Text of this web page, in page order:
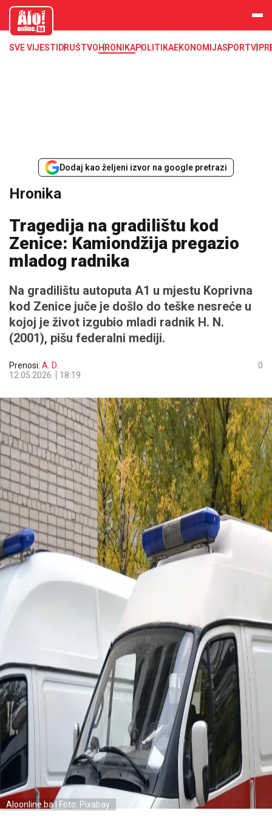
aloonline.b
SVE VIJESTI DRUŠTVOHRONIKAPOLITIKAEKONOMIJASPORTVIP
Dodaj kao željeni izvor na google pretrazi
Hronika
Tragedija na gradilištu kod
Zenice: Kamiondžija pregazio
mladog radnika
Na gradilištu autoputa A1 u mjestu Koprivna
kod Zenice juče je došlo do teške nesreće u
kojoj je život izgubio mladi radnik H. N.
(2001), pišu federalni mediji.
Prenosi: A. D.
12.05.2026.
18:19
0
Aloonline.ba | Foto: Pixabay